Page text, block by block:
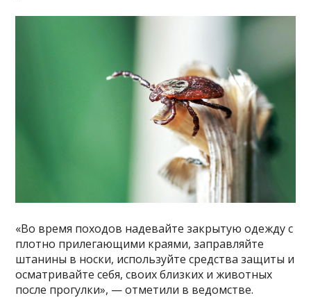
«Во время походов надевайте закрытую одежду с
плотно прилегающими краями, заправляйте
штанины в носки, используйте средства защиты и
осматривайте себя, своих близких и животных
после прогулки», — отметили в ведомстве.